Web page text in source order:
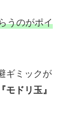
うのがポイ
ギミックが
『モドリ玉』